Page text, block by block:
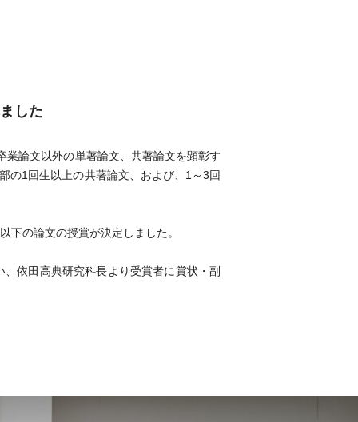
した
論文以外の単著論文、共著論文を顕彰す
の1回生以上の共著論文、および、1～3回
下の論文の授賞が決定しました。
依田高典研究科長より受賞者に賞状・副